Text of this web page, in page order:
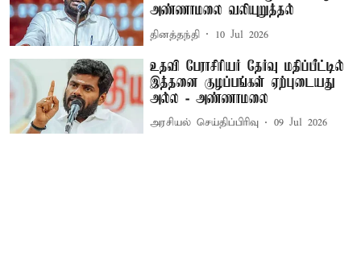
அண்ணாமலை வலியுறுத்தல்
தினத்தந்தி 10 Jul 2026
உதவி பேராசிரியர் தேர்வு மதிப்பீட்டில்
இத்தனை குழப்பங்கள் ஏற்புடையது
அல்ல - அண்ணாமலை
அரசியல் செய்திப்பிரிவு 09 Jul 2026